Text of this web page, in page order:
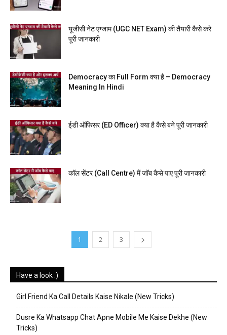
यूजीसी नेट एग्जाम (UGC NET Exam) की तैयारी कैसे करे
पूरी जानकारी
Democracy का Full Form क्या है – Democracy
Meaning In Hindi
ईडी ऑफिसर (ED Officer) क्या है कैसे बने पूरी जानकारी
कॉल सेंटर (Call Centre) मैं जॉब कैसे पाए पूरी जानकारी
1 2 3
Have a look :)
Girl Friend Ka Call Details Kaise Nikale (New Tricks)
Dusre Ka Whatsapp Chat Apne Mobile Me Kaise Dekhe (New
Tricks)